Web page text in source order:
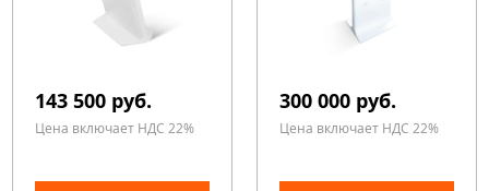
143 500 руб.
Цена включает НДС 22%
300 000 руб.
Цена включает НДС 22%